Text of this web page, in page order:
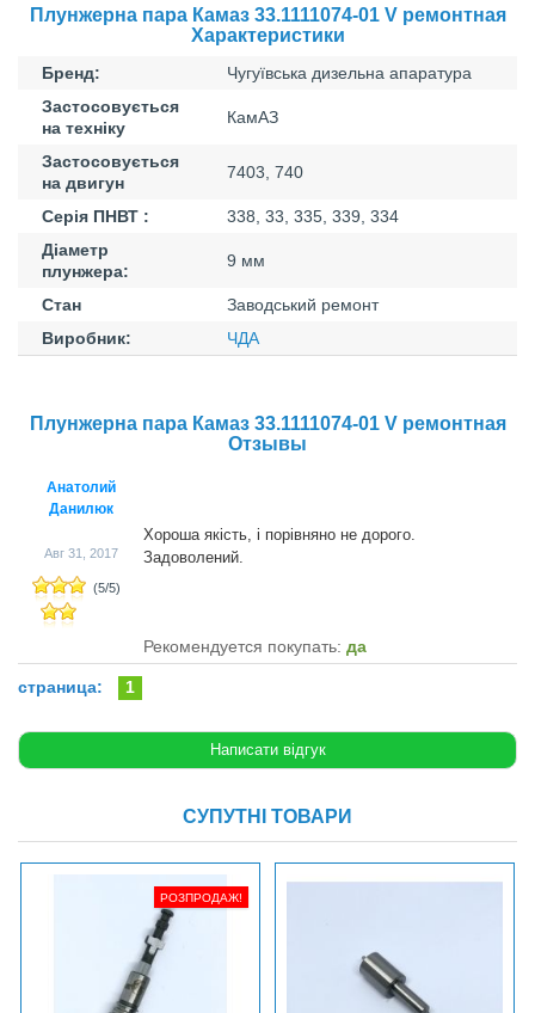
Плунжерна пара Камаз 33.1111074-01 V ремонтная
Характеристики
Бренд:
Чугуївська дизельна апаратура
Застосовується
на техніку
КамАЗ
Застосовується
на двигун
7403, 740
Серія ПНВТ :
338, 33, 335, 339, 334
Діаметр
плунжера:
9 мм
Стан
Заводський ремонт
Виробник:
ЧДА
Плунжерна пара Камаз 33.1111074-01 V ремонтная
Отзывы
Анатолий
Данилюк
Авг 31, 2017
(5/5)
Хороша якість, і порівняно не дорого.
Задоволений.
Рекомендуется покупать: да
страница: 1
СУПУТНІ ТОВАРИ
РОЗПРОДАЖ!